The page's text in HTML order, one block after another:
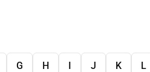
G H I J K L